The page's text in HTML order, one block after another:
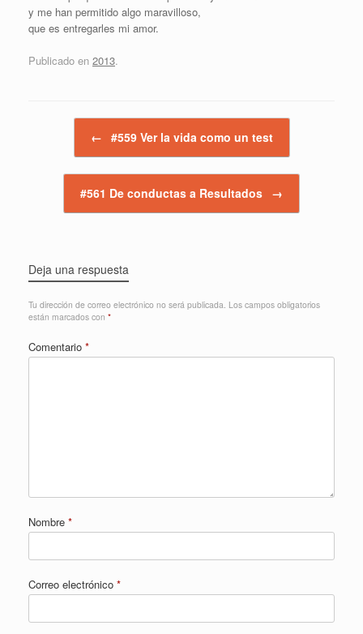
y me han permitido algo maravilloso,
que es entregarles mi amor.
Publicado en 2013.
← #559 Ver la vida como un test
#561 De conductas a Resultados →
Deja una respuesta
Tu dirección de correo electrónico no será publicada. Los campos obligatorios
están marcados con *
Comentario *
Nombre *
Correo electrónico *